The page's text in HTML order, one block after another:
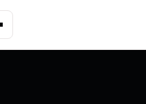
Multi-